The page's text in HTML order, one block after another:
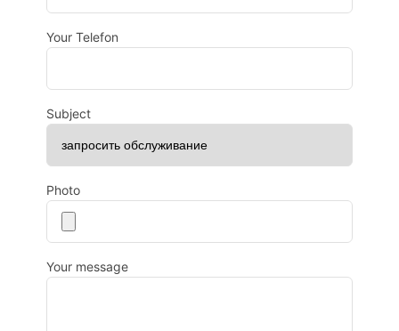
Your Telefon
Subject
Photo
Your message